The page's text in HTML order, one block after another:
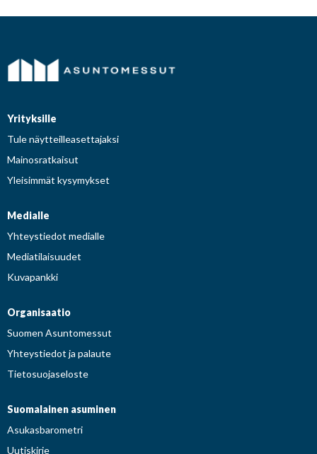
Yrityksille
Tule näytteilleasettajaksi
Mainosratkaisut
Yleisimmät kysymykset
Medialle
Yhteystiedot medialle
Mediatilaisuudet
Kuvapankki
Organisaatio
Suomen Asuntomessut
Yhteystiedot ja palaute
Tietosuojaseloste
Suomalainen asuminen
Asukasbarometri
Uutiskirje